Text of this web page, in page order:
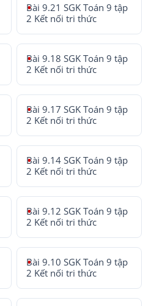
Bài 9.21 SGK Toán 9 tập
2 Kết nối tri thức
Bài 9.18 SGK Toán 9 tập
2 Kết nối tri thức
Bài 9.17 SGK Toán 9 tập
2 Kết nối tri thức
Bài 9.14 SGK Toán 9 tập
2 Kết nối tri thức
Bài 9.12 SGK Toán 9 tập
2 Kết nối tri thức
Bài 9.10 SGK Toán 9 tập
2 Kết nối tri thức